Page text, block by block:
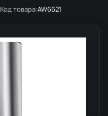
Код товара:AW6621